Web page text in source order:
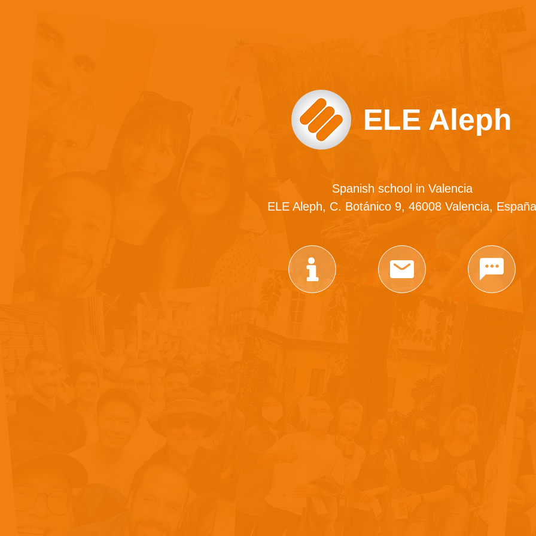
ELE Aleph
Spanish school in Valencia
ELE Aleph, C. Botánico 9, 46008 Valencia, España